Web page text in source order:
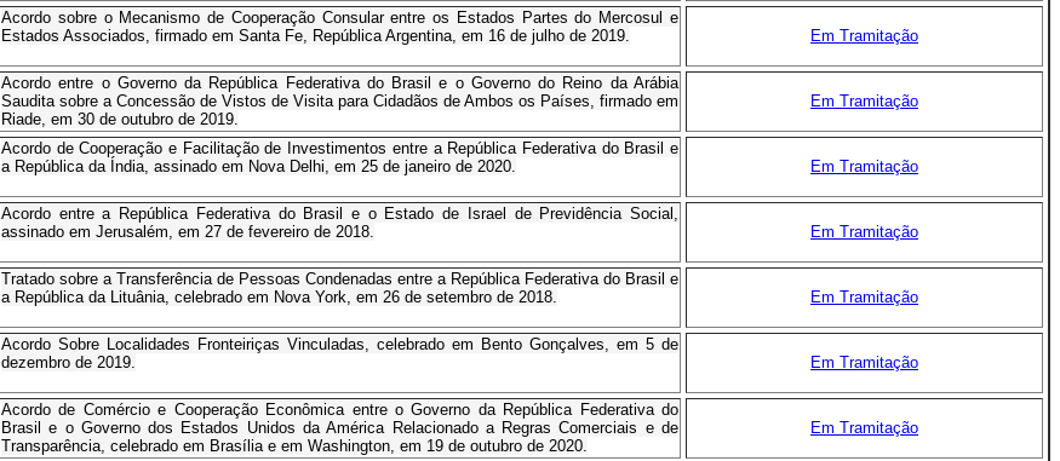
Acordo sobre o Mecanismo de Cooperação Consular entre os Estados Partes do Mercosul e
Estados Associados, firmado em Santa Fe, República Argentina, em 16 de julho de 2019.
Em Tramitação
Acordo entre o Governo da República Federativa do Brasil e o Governo do Reino da Arábia
Saudita sobre a Concessão de Vistos de Visita para Cidadãos de Ambos os Países, firmado em
Riade, em 30 de outubro de 2019.
Em Tramitação
Acordo de Cooperação e Facilitação de Investimentos entre a República Federativa do Brasil e
a República da Índia, assinado em Nova Delhi, em 25 de janeiro de 2020.
Em Tramitação
Acordo entre a República Federativa do Brasil e o Estado de Israel de Previdência Social,
assinado em Jerusalém, em 27 de fevereiro de 2018.
Em Tramitação
Tratado sobre a Transferência de Pessoas Condenadas entre a República Federativa do Brasil e
a República da Lituânia, celebrado em Nova York, em 26 de setembro de 2018.
Em Tramitação
Acordo Sobre Localidades Fronteiriças Vinculadas, celebrado em Bento Gonçalves, em 5 de
dezembro de 2019.
Em Tramitação
Acordo de Comércio e Cooperação Econômica entre o Governo da República Federativa do
Brasil e o Governo dos Estados Unidos da América Relacionado a Regras Comerciais e de
Transparência, celebrado em Brasília e em Washington, em 19 de outubro de 2020.
Em Tramitação